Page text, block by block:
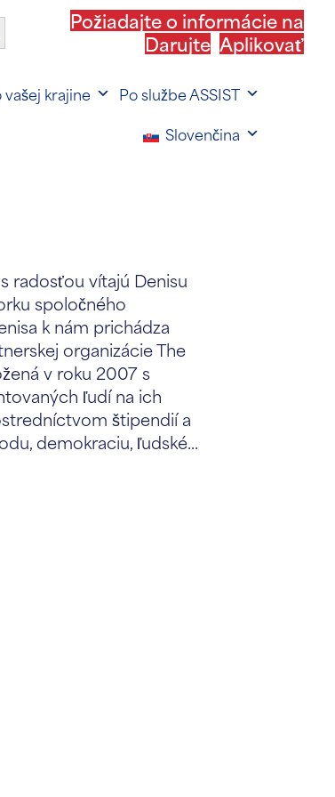
Požiadajte o informácie na
Darujte Aplikovať
vašej krajine
Po službe ASSIST
Slovenčina
radosťou vítajú Denisu
spoločného
k nám prichádza
organizácie The
v roku 2007 s
ľudí na ich
štipendií a
demokraciu, ľudské...